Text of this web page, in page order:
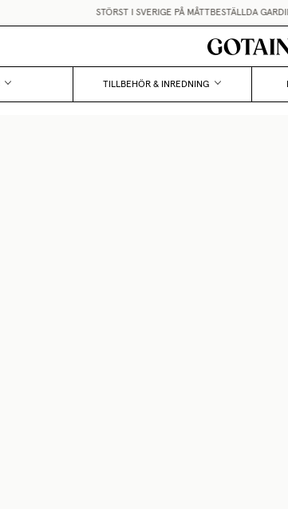
STÖRST I SVERIGE PÅ MÅTTBESTÄLLDA
TILLBEHÖR & INREDNING